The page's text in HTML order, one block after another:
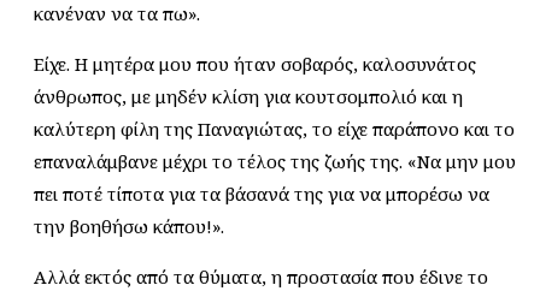
κανέναν να τα πω».
Είχε. Η μητέρα μου που ήταν σοβαρός, καλοσυνάτος
άνθρωπος, με μηδέν κλίση για κουτσομπολιό και η
καλύτερη φίλη της Παναγιώτας, το είχε παράπονο και το
επαναλάμβανε μέχρι το τέλος της ζωής της. «Να μην μου
πει ποτέ τίποτα για τα βάσανά της για να μπορέσω να
την βοηθήσω κάπου!».
Αλλά εκτός από τα θύματα, η προστασία που έδινε το